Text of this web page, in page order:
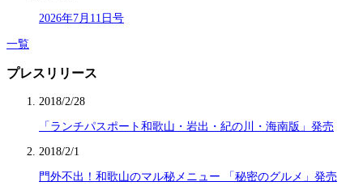
2026年7月11日号
一覧
プレスリリース
2018/2/28
「ランチパスポート和歌山・岩出・紀の川・海南版」発売
2018/2/1
門外不出！和歌山のマル秘メニュー 「秘密のグルメ」発売